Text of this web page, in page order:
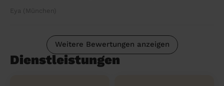
Eya (München)
Weitere Bewertungen anzeigen
Dienstleistungen